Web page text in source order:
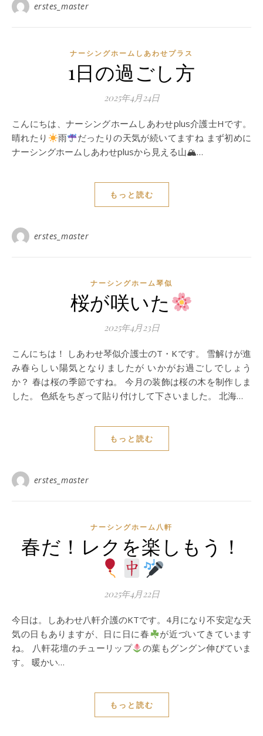
erstes_master
ナーシングホームしあわせプラス
1日の過ごし方
2025年4月24日
こんにちは、ナーシングホームしあわせplus介護士Hです。
晴れたり
雨
だったりの天気が続いてますね まず初めに
ナーシングホームしあわせplusから見える山🏔…
もっと読む
erstes_master
ナーシングホーム琴似
桜が咲いた
2025年4月23日
こんにちは！ しあわせ琴似介護士のT・Kです。 雪解けが進
み春らしい陽気となりましたが いかがお過ごしでしょう
か？ 春は桜の季節ですね。 今月の装飾は桜の木を制作しま
した。 色紙をちぎって貼り付けして下さいました。 北海…
もっと読む
erstes_master
ナーシングホーム⼋軒
春だ！レクを楽しもう！
2025年4月22日
今日は。しあわせ八軒介護のKTです。4月になり不安定な天
気の日もありますが、日に日に春
が近づいてきています
ね。 八軒花壇のチューリップ
の葉もグングン伸びていま
す。 暖かい…
もっと読む